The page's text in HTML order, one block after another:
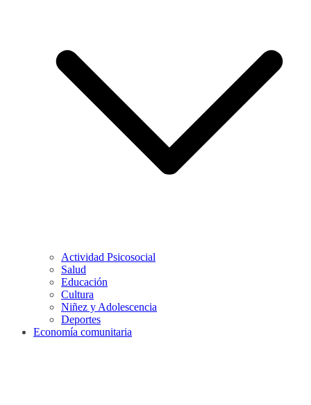
Actividad Psicosocial
Salud
Educación
Cultura
Niñez y Adolescencia
Deportes
Economía comunitaria